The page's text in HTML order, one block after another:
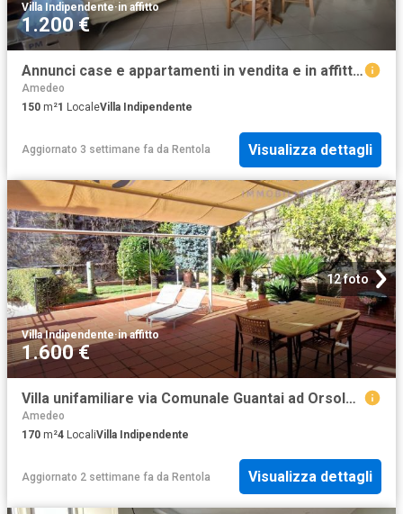
Villa Indipendente·in affitto
1.200 €
Annunci case e appartamenti in vendita e in affitto Tecnocasa.it
Amedeo
150 m²1 LocaleVilla Indipendente
Aggiornato 3 settimane fa da Rentola Visualizza dettagli
12 foto
Villa Indipendente·in affitto
1.600 €
Villa unifamiliare via Comunale Guantai ad Orsolone 164, Camaldoli, Napoli
Amedeo
170 m²4 LocaliVilla Indipendente
Aggiornato 2 settimane fa da Rentola Visualizza dettagli